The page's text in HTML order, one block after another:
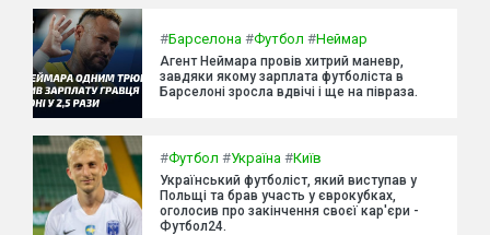
#Барселона #Футбол #Неймар
Агент Неймара провів хитрий маневр,
завдяки якому зарплата футболіста в
Барселоні зросла вдвічі і ще на півраза.
#Футбол #Україна #Київ
Український футболіст, який виступав у
Польщі та брав участь у єврокубках,
оголосив про закінчення своєї кар'єри -
Футбол24.